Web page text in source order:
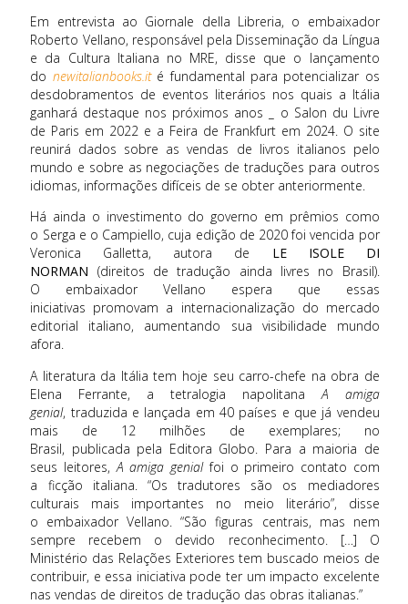
Em entrevista ao Giornale della Libreria, o embaixador
Roberto Vellano, responsável pela Disseminação da Língua
e da Cultura Italiana no MRE, disse que o lançamento
do newitalianbooks.it éfundamental para potencializar os
desdobramentos de eventos literários nos quais a Itália
ganhará destaque nos próximos anos _ o Salon du Livre
de Paris em 2022 e a Feira de Frankfurt em 2024. O site
reunirá dados sobre as vendas de livros italianos pelo
mundo e sobre as negociações de traduções para outros
idiomas, informações difíceis de se obter anteriormente.
Há ainda o investimento do governo em prêmios como
o Serga e o Campiello, cuja edição de 2020 foi vencida por
Veronica Galletta, autora de LE ISOLE DI
NORMAN (direitos de tradução ainda livres no Brasil).
O embaixador Vellano espera que essas
iniciativas promovam a internacionalização do mercado
editorial italiano, aumentando sua visibilidade mundo
afora.
A literatura da Itália tem hoje seu carro-chefe na obra de
Elena Ferrante, a tetralogia napolitana A amiga
genial, traduzida e lançada em 40 países e que já vendeu
mais de 12 milhões de exemplares; no
Brasil, publicada pela Editora Globo. Para a maioria de
seus leitores, Aamiga genial foi o primeiro contato com
a ficção italiana. “Os tradutores são os mediadores
culturais mais importantes no meio literário”, disse
o embaixador Vellano. “São figuras centrais, mas nem
sempre recebem o devido reconhecimento. […] O
Ministério das Relações Exteriores tem buscado meios de
contribuir, e essa iniciativa pode ter um impacto excelente
nas vendas de direitos de tradução das obras italianas.”